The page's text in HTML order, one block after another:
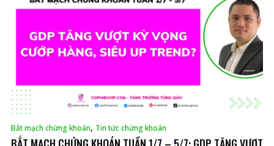
Bắt mạch chứng khoán, Tin tức chứng khoán